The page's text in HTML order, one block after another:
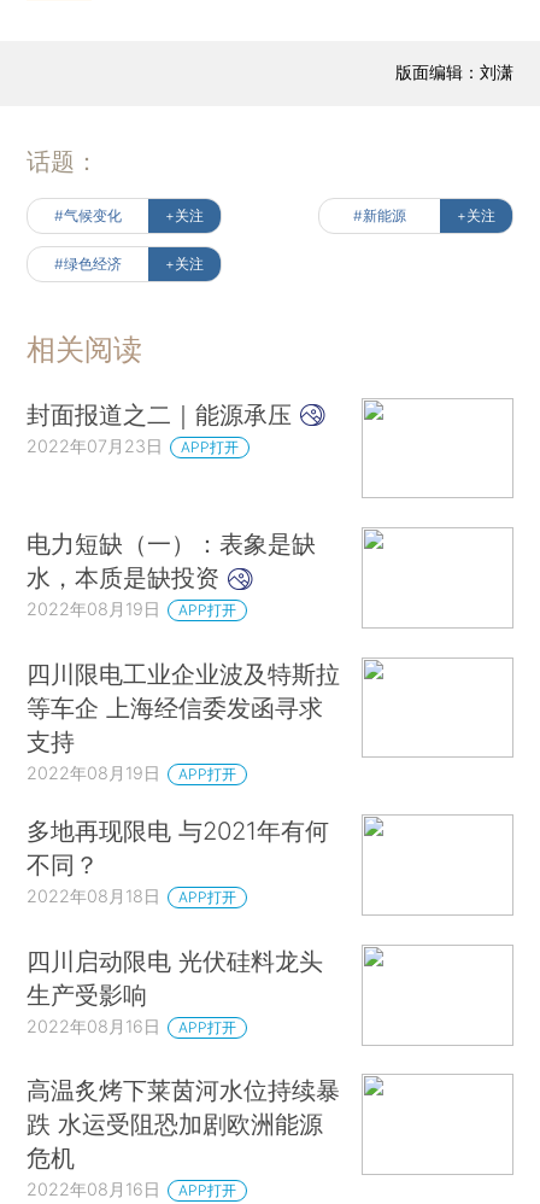
版面编辑：刘潇
话题：
#气候变化 +关注 #新能源 +关注
#绿色经济 +关注
相关阅读
封面报道之二｜能源承压
2022年07月23日 APP打开
电力短缺（一）：表象是缺
水，本质是缺投资
2022年08月19日 APP打开
四川限电工业企业波及特斯拉
等车企 上海经信委发函寻求
支持
2022年08月19日 APP打开
多地再现限电 与2021年有何
不同？
2022年08月18日 APP打开
四川启动限电 光伏硅料龙头
生产受影响
2022年08月16日 APP打开
高温炙烤下莱茵河水位持续暴
跌 水运受阻恐加剧欧洲能源
危机
2022年08月16日 APP打开